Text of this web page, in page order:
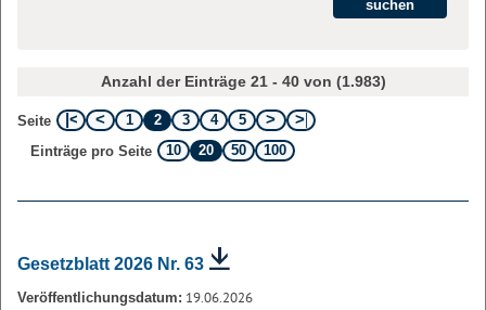
Anzahl der Einträge 21 - 40 von (1.983)
Seite 1 2 3 4
5
Einträge pro Seite
10 20 50 100
Gesetzblatt 2026 Nr. 63
Veröffentlichungsdatum: 19.06.2026